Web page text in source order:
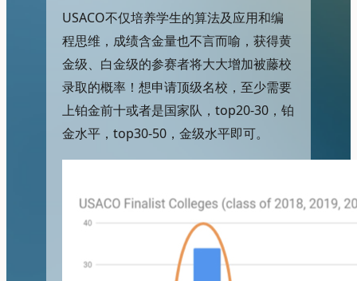
USACO不仅培养学生的算法及应用和编
程思维，成绩含金量也不言而喻，获得黄
金级、白金级的参赛者将大大增加被藤校
录取的概率！想申请顶级名校，至少需要
上铂金前十或者是国家队，top20-30，铂
金水平，top30-50，金级水平即可。